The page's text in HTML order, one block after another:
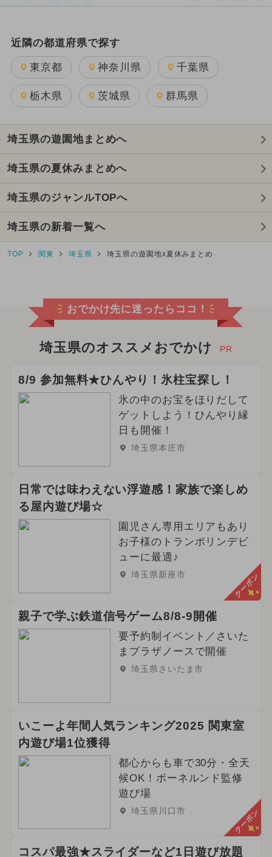
近隣の都道府県で探す
東京都 神奈川県 千葉県
栃木県 茨城県 群馬県
埼玉県の遊園地まとめへ
埼玉県の夏休みまとめへ
埼玉県のジャンルTOPへ
埼玉県の新着一覧へ
TOP 関東 埼玉県 埼玉県の遊園地x夏休みまとめ
おでかけ先に迷ったらココ！
埼玉県のオススメおでかけ PR
8/9 参加無料★ひんやり！氷柱宝探し！
氷の中のお宝をほりだして
ゲットしよう！ひんやり縁
日も開催！
埼玉県本庄市
日常では味わえない浮遊感！家族で楽しめ
る屋内遊び場☆
園児さん専用エリアもあり
お子様のトランポリンデビ
ューに最適♪
埼玉県新座市 クーポン
親子で学ぶ鉄道信号ゲーム8/8-9開催
要予約制イベント／さいた
まプラザノースで開催
埼玉県さいたま市
いこーよ年間人気ランキング2025 関東室
内遊び場1位獲得
都心からも車で30分・全天
候OK！ボーネルンド監修
遊び場
埼玉県川口市 クーポン
コスパ最強★スライダーなど1日遊び放題